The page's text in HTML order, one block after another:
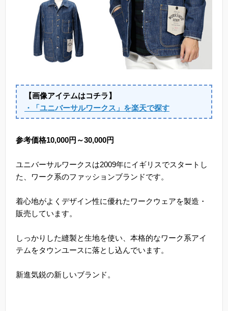
【画像アイテムはコチラ】
・「ユニバーサルワークス」を楽天で探す
参考価格10,000円～30,000円
ユニバーサルワークスは2009年にイギリスでスタートし
た、ワーク系のファッションブランドです。
着心地がよくデザイン性に優れたワークウェアを製造・
販売しています。
しっかりした縫製と生地を使い、本格的なワーク系アイ
テムをタウンユースに落とし込んでいます。
新進気鋭の新しいブランド。